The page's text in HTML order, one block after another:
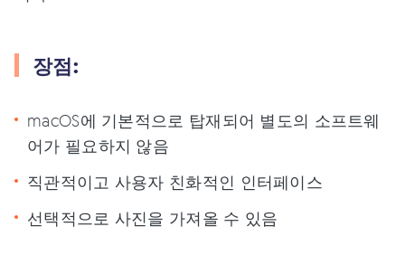
장점:
macOS에 기본적으로 탑재되어 별도의 소프트웨
어가 필요하지 않음
직관적이고 사용자 친화적인 인터페이스
선택적으로 사진을 가져올 수 있음